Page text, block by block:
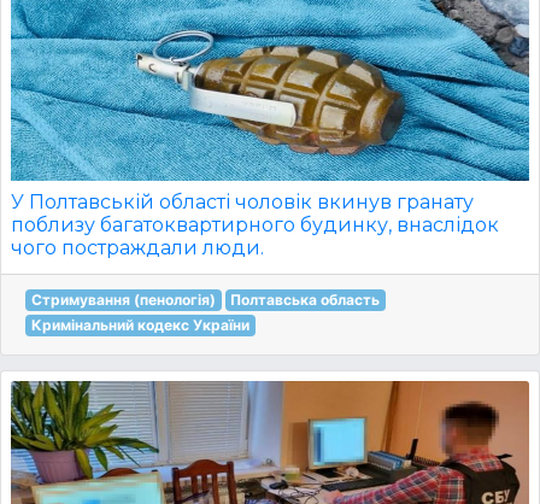
У Полтавській області чоловік вкинув гранату
поблизу багатоквартирного будинку, внаслідок
чого постраждали люди.
Стримування (пенологія)
Полтавська область
Кримінальний кодекс України